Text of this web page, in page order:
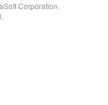
Corporation.